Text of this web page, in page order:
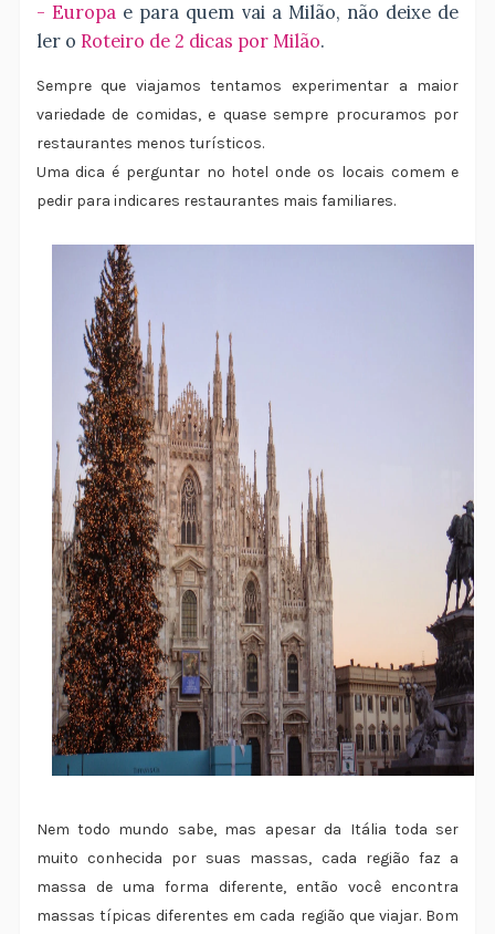
- Europae para quem vai a Milão, não deixe de
ler o Roteiro de 2 dicas por Milão.
Sempre que viajamos tentamos experimentar a maior
variedade de comidas, e quase sempre procuramos por
restaurantes menos turísticos.
Uma dica é perguntar no hotel onde os locais comem e
pedir para indicares restaurantes mais familiares.
Nem todo mundo sabe, mas apesar da Itália toda ser
muito conhecida por suas massas, cada região faz a
massa de uma forma diferente, então você encontra
massas típicas diferentes em cada região que viajar. Bom